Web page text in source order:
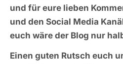
und für eure lieben
und den Social Media
euch wäre der Blog nur
Einen guten Rutsch euch